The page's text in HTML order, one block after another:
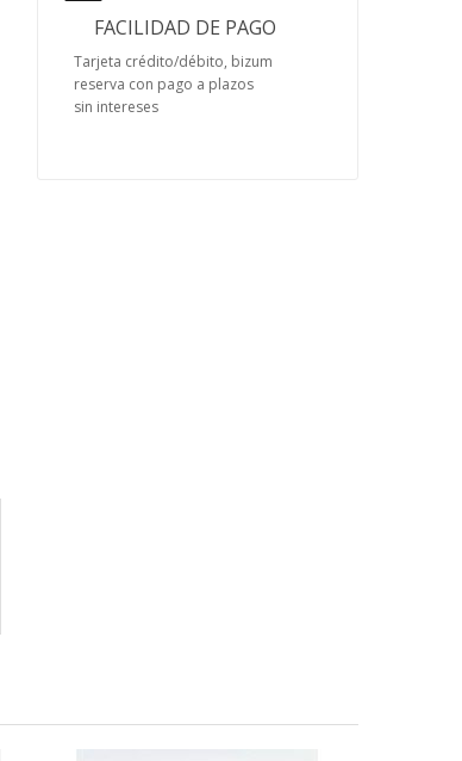
FACILIDAD DE PAGO
Tarjeta crédito/débito, bizum
reserva con pago a plazos
sin intereses